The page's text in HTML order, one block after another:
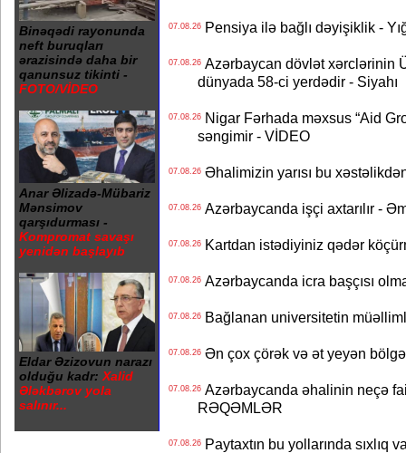
Binəqədi rayonunda
neft buruqları
ərazisində daha bir
qanunsuz tikinti -
FOTO/VİDEO
Anar Əlizadə-Mübariz
Mənsimov
qarşıdurması -
Kompromat savaşı
yenidən başlayıb
Eldar Əzizovun narazı
olduğu kadr: Xalid
Ələkbərov yola
salınır...
07.08.26Pensiya ilə bağlı dəyişiklik -
07.08.26Azərbaycan dövlət xərclərinin
dünyada 58-ci yerdədir - Siyahı
07.08.26Nigar Fərhada məxsus “Aid
səngimir - VİDEO
07.08.26Əhalimizin yarısı bu
07.08.26Azərbaycanda işçi axtarılır -
07.08.26Kartdan istədiyiniz qədər
07.08.26Azərbaycanda icra başçısı
07.08.26Bağlanan universitetin
07.08.26Ən çox çörək və ət yeyən
07.08.26Azərbaycanda əhalinin neçə
RƏQƏMLƏR
07.08.26Paytaxtın bu yollarında sıxlıq